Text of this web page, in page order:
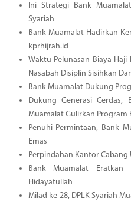
Ini Strategi Bank
Syariah
Bank Muamalat Hadirkan
kprhijrah.id
Waktu Pelunasan Biaya
Nasabah Disiplin Sisihkan
Bank Muamalat Dukung
Dukung Generasi Cerdas,
Muamalat Gulirkan Program
Penuhi Permintaan, Bank
Emas
Perpindahan Kantor Cabang
Bank Muamalat Eratkan
Hidayatullah
Milad ke-28, DPLK Syariah